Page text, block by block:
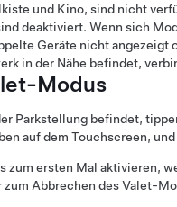
und Kino, sind nicht
deaktiviert. Wenn sich
Geräte nicht
in der Nähe befindet,
Modus
Parkstellung befindet,
auf dem Touchscreen,
zum ersten Mal aktivieren,
Abbrechen des Valet-